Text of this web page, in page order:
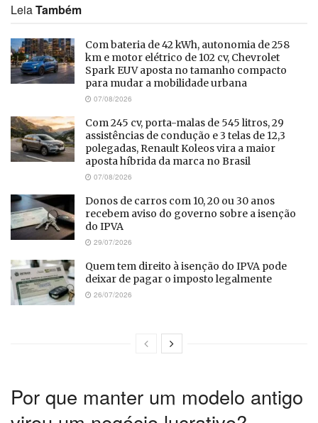
LeiaTambém
Com bateria de 42 kWh, autonomia de 258
km e motor elétrico de 102 cv, Chevrolet
Spark EUV aposta no tamanho compacto
para mudar a mobilidade urbana
07/08/2026
Com 245 cv, porta-malas de 545 litros, 29
assistências de condução e 3 telas de 12,3
polegadas, Renault Koleos vira a maior
aposta híbrida da marca no Brasil
07/08/2026
Donos de carros com 10, 20 ou 30 anos
recebem aviso do governo sobre a isenção
do IPVA
29/07/2026
Quem tem direito à isenção do IPVA pode
deixar de pagar o imposto legalmente
26/07/2026
Por que manter um modelo antigo